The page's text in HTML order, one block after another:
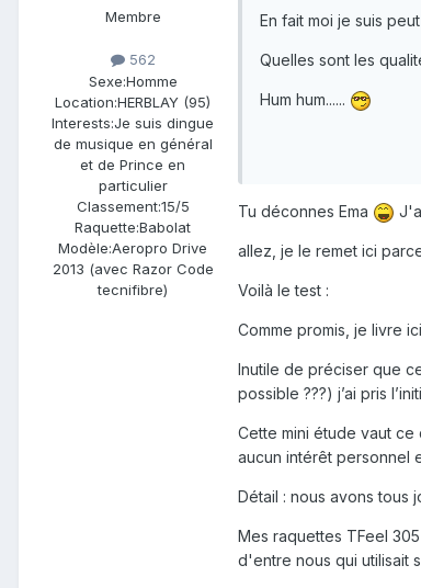
Membre
562
Sexe:Homme
Location:HERBLAY (95)
Interests:Je suis dingue
de musique en général
et de Prince en
particulier
Classement:15/5
Raquette:Babolat
Modèle:Aeropro Drive
2013 (avec Razor Code
tecnifibre)
En fait moi je suis
Quelles sont les
Hum hum......
Tu déconnes Ema
allez, je le remet ici
Voilà le test :
Comme promis, je livre
Inutile de préciser que
possible ???) j’ai pris
Cette mini étude vaut ce
aucun intérêt personnel
Détail : nous avons tous
Mes raquettes TFeel
d'entre nous qui utilisait